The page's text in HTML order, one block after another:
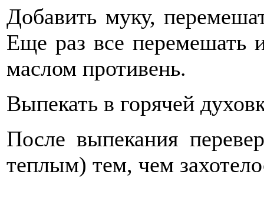
Добавить муку,
Еще раз все перемешать
маслом противень.
Выпекать в горячей
После выпекания
теплым) тем, чем